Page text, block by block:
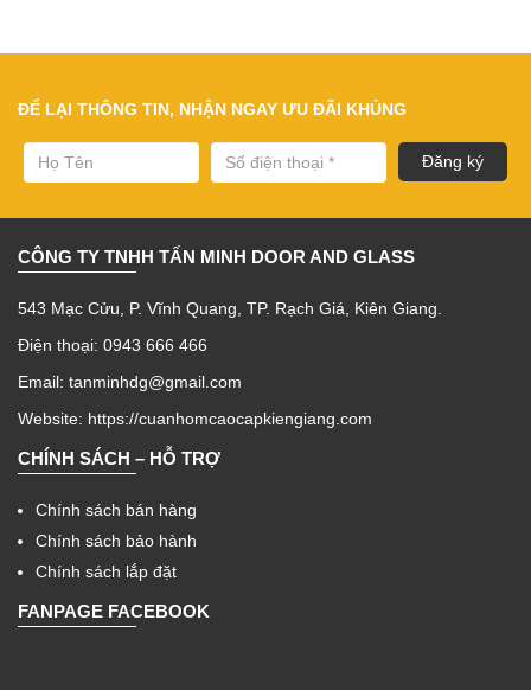
ĐỂ LẠI THÔNG TIN, NHẬN NGAY ƯU ĐÃI KHỦNG
CÔNG TY TNHH TẤN MINH DOOR AND GLASS
543 Mạc Cửu, P. Vĩnh Quang, TP. Rạch Giá, Kiên Giang.
Điện thoại: 0943 666 466
Email: tanminhdg@gmail.com
Website: https://cuanhomcaocapkiengiang.com
CHÍNH SÁCH – HỖ TRỢ
Chính sách bán hàng
Chính sách bảo hành
Chính sách lắp đặt
FANPAGE FACEBOOK